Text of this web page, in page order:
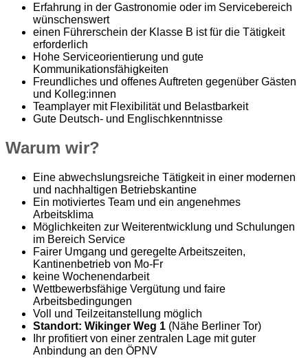
Erfahrung in der Gastronomie oder im Servicebereich
wünschenswert
einen Führerschein der Klasse B ist für die Tätigkeit
erforderlich
Hohe Serviceorientierung und gute
Kommunikationsfähigkeiten
Freundliches und offenes Auftreten gegenüber Gästen
und Kolleg:innen
Teamplayer mit Flexibilität und Belastbarkeit
Gute Deutsch- und Englischkenntnisse
Warum wir?
Eine abwechslungsreiche Tätigkeit in einer modernen
und nachhaltigen Betriebskantine
Ein motiviertes Team und ein angenehmes
Arbeitsklima
Möglichkeiten zur Weiterentwicklung und Schulungen
im Bereich Service
Fairer Umgang und geregelte Arbeitszeiten,
Kantinenbetrieb von Mo-Fr
keine Wochenendarbeit
Wettbewerbsfähige Vergütung und faire
Arbeitsbedingungen
Voll und Teilzeitanstellung möglich
Standort: Wikinger Weg 1 (Nähe Berliner Tor)
Ihr profitiert von einer zentralen Lage mit guter
Anbindung an den ÖPNV